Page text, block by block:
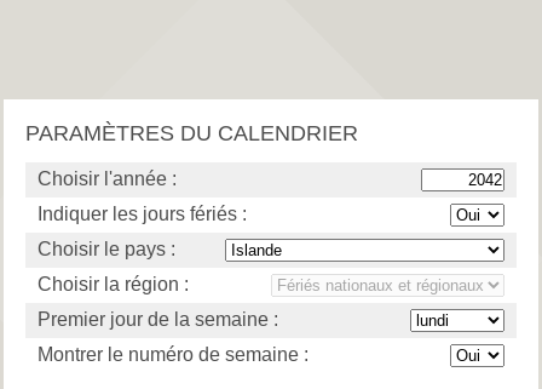
PARAMÈTRES DU CALENDRIER
Choisir l'année :
Indiquer les jours fériés :
Choisir le pays :
Choisir la région :
Premier jour de la semaine :
Montrer le numéro de semaine :